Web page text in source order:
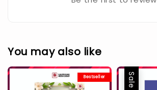
You may also like
Bestseller Sale